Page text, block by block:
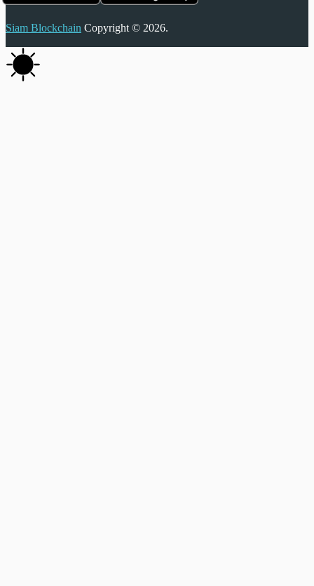
Siam Blockchain Copyright © 2026.